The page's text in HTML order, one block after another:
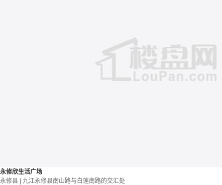
永修欣生活广场
永修县 | 九江永修县南山路与白莲南路的交汇处